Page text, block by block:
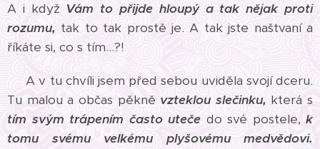
A i když Vám to přijde hloupý a tak nějak proti
rozumu, tak to tak prostě je. A tak jste naštvaní a
říkáte si, co s tím...?!
A v tu chvíli jsem před sebou uviděla svojí dceru.
Tu malou a občas pěkně vzteklou slečinku, která s
tím svým trápením často uteče do své postele, k
tomu svému velkému plyšovému medvědovi.